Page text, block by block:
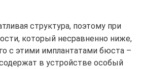
структура, поэтому при
который несравненно ниже,
с этими имплантатами бюста –
в устройстве особый